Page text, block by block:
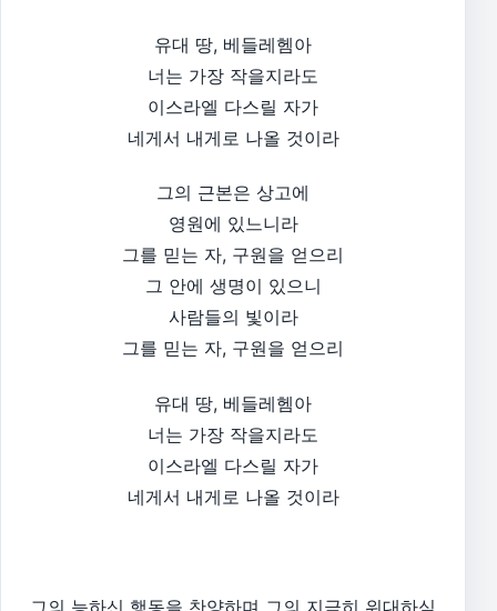
유대 땅, 베들레헴아
너는 가장 작을지라도
이스라엘 다스릴 자가
네게서 내게로 나올 것이라
그의 근본은 상고에
영원에 있느니라
그를 믿는 자, 구원을 얻으리
그 안에 생명이 있으니
사람들의 빛이라
그를 믿는 자, 구원을 얻으리
유대 땅, 베들레헴아
너는 가장 작을지라도
이스라엘 다스릴 자가
네게서 내게로 나올 것이라